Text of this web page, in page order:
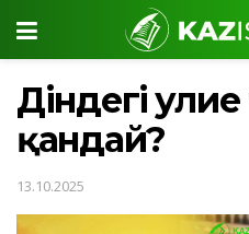
Діндегі әулие
қандай?
13.10.2025